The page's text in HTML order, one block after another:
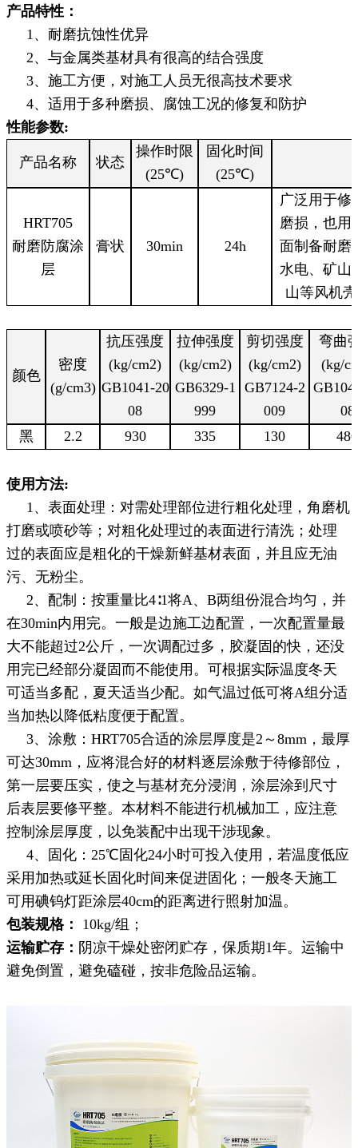
产品特性：
1、耐磨抗蚀性优异
2、与金属类基材具有很高的结合强度
3、施工方便，对施工人员无很高技术要求
4、适用于多种磨损、腐蚀工况的修复和防护
性能参数:
产品名称 状态
操作时限
(25℃)
固化时间
(25℃)
HRT705
耐磨防腐涂
层
膏状 30min 24h
广泛用于修
磨损，也用
面制备耐磨
水电、矿山
山等风机
颜色
密度
(g/cm3)
抗压强度
(kg/cm2)
GB1041-20
08
拉伸强度
(kg/cm2)
GB6329-1
999
剪切强度
(kg/cm2)
GB7124-2
009
弯曲
(kg/
08
黑
2.2 930 335 130 480
使用方法:
1、表面处理：对需处理部位进行粗化处理，角磨机
打磨或喷砂等；对粗化处理过的表面进行清洗；处理
过的表面应是粗化的干燥新鲜基材表面，并且应无油
污、无粉尘。
2、配制：按重量比4∶1将A、B两组份混合均匀，并
在30min内用完。一般是边施工边配置，一次配置量最
大不能超过2公斤，一次调配过多，胶凝固的快，还没
用完已经部分凝固而不能使用。可根据实际温度冬天
可适当多配，夏天适当少配。如气温过低可将A组分适
当加热以降低粘度便于配置。
3、涂敷：HRT705合适的涂层厚度是2～8mm，最厚
可达30mm，应将混合好的材料逐层涂敷于待修部位，
第一层要压实，使之与基材充分浸润，涂层涂到尺寸
后表层要修平整。本材料不能进行机械加工，应注意
控制涂层厚度，以免装配中出现干涉现象。
4、固化：25℃固化24小时可投入使用，若温度低应
采用加热或延长固化时间来促进固化；一般冬天施工
可用碘钨灯距涂层40cm的距离进行照射加温。
包装规格：
10kg/组；
运输贮存： 阴凉干燥处密闭贮存，保质期1年。运输中
避免倒置，避免磕碰，按非危险品运输。